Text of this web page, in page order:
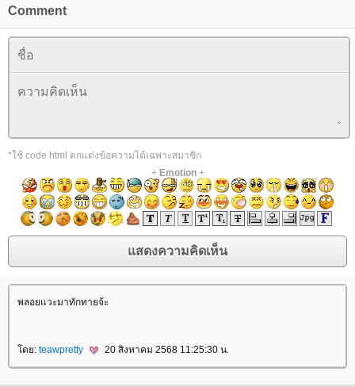
Comment
*ใช้ code html ตกแต่งข้อความได้เฉพาะสมาชิก
+ Emotion+
พลอยแวะมาทักทายจ้ะ
ดย: teawpretty 20 สิงหาคม 2568 11:25:30 น.